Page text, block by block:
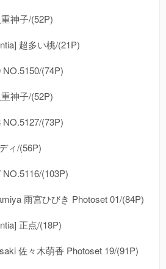
神子/(52P)
超多い桃/(21P)
(74P)
神子/(52P)
(73P)
ィ/(56P)
(103P)
雨宮ひびき Photoset 01/(84P)
正点/(18P)
佐々木萌香 Photoset 19/(91P)